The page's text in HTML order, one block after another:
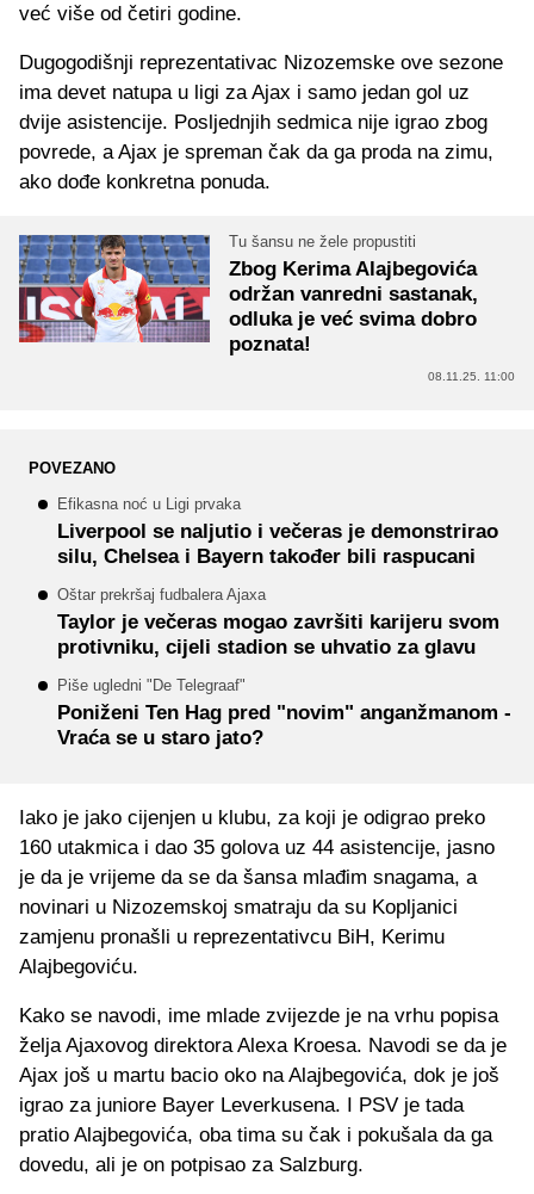
već više od četiri godine.
Dugogodišnji reprezentativac Nizozemske ove sezone
ima devet natupa u ligi za Ajax i samo jedan gol uz
dvije asistencije. Posljednjih sedmica nije igrao zbog
povrede, a Ajax je spreman čak da ga proda na zimu,
ako dođe konkretna ponuda.
Tu šansu ne žele propustiti
Zbog Kerima Alajbegovića
održan vanredni sastanak,
odluka je već svima dobro
poznata!
08.11.25. 11:00
POVEZANO
Efikasna noć u Ligi prvaka
Liverpool se naljutio i večeras je demonstrirao
silu, Chelsea i Bayern također bili raspucani
Oštar prekršaj fudbalera Ajaxa
Taylor je večeras mogao završiti karijeru svom
protivniku, cijeli stadion se uhvatio za glavu
Piše ugledni "De Telegraaf"
Poniženi Ten Hag pred "novim" anganžmanom -
Vraća se u staro jato?
Iako je jako cijenjen u klubu, za koji je odigrao preko
160 utakmica i dao 35 golova uz 44 asistencije, jasno
je da je vrijeme da se da šansa mlađim snagama, a
novinari u Nizozemskoj smatraju da su Kopljanici
zamjenu pronašli u reprezentativcu BiH, Kerimu
Alajbegoviću.
Kako se navodi, ime mlade zvijezde je na vrhu popisa
želja Ajaxovog direktora Alexa Kroesa. Navodi se da je
Ajax još u martu bacio oko na Alajbegovića, dok je još
igrao za juniore Bayer Leverkusena. I PSV je tada
pratio Alajbegovića, oba tima su čak i pokušala da ga
dovedu, ali je on potpisao za Salzburg.